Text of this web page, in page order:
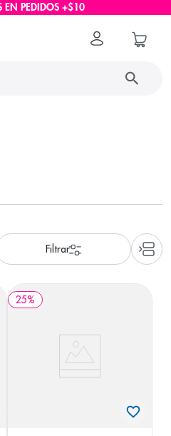
EN PEDIDOS +$10
25%